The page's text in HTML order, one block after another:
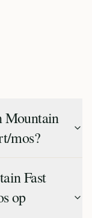
Mountain
mos?
Fast
op